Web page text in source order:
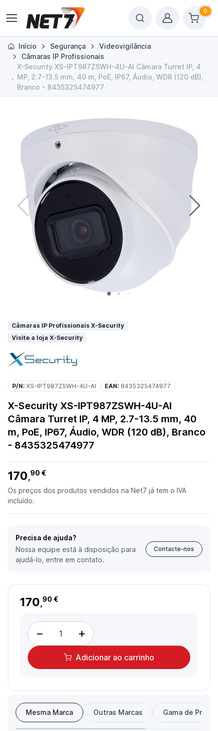
0
Início Segurança
Videovigilância
Câmaras IP Profissionais
X-Security XS-IPT987ZSWH-4U-AI Câmara Turret IP, 4
MP, 2.7-13.5 mm, 40 m, PoE, IP67, Áudio, WDR (120 dB),
Branco - 8435325474977
Câmaras IP Profissionais X-Security
Visite a loja X-Security
P/N: XS-IPT987ZSWH-4U-AI EAN: 8435325474977
X-Security XS-IPT987ZSWH-4U-AI
Câmara Turret IP, 4 MP, 2.7-13.5 mm, 40
m, PoE, IP67, Áudio, WDR (120 dB), Branco
- 8435325474977
170,90 €
Os preços dos produtos vendidos na Net7 já tem o IVA
incluído.
Precisa de ajuda?
Nossa equipe está à disposição para
ajudá-lo, entre em contato.
Contacte-nos
170,90 €
− +
Adicionar ao carrinho
Mesma Marca Outras Marcas Gama de Preço